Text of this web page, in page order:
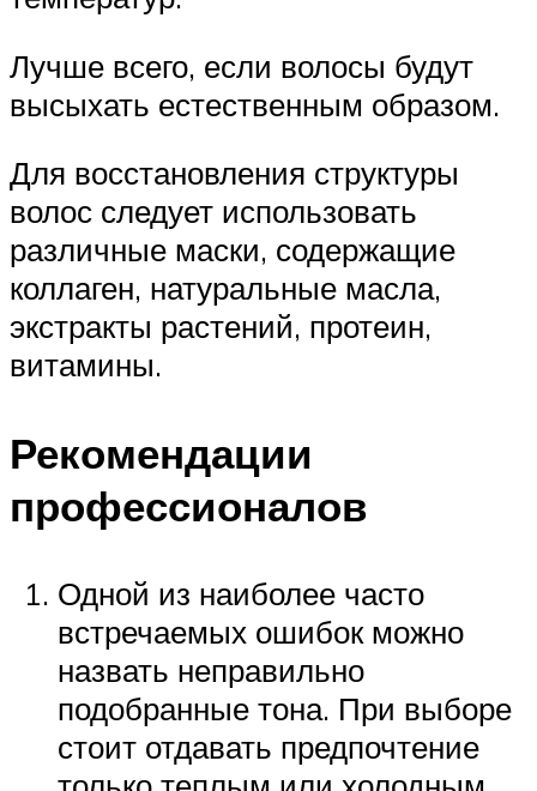
Лучше всего, если волосы будут
высыхать естественным образом.
Для восстановления структуры
волос следует использовать
различные маски, содержащие
коллаген, натуральные масла,
экстракты растений, протеин,
витамины.
Рекомендации
профессионалов
Одной из наиболее часто
встречаемых ошибок можно
назвать неправильно
подобранные тона. При выборе
стоит отдавать предпочтение